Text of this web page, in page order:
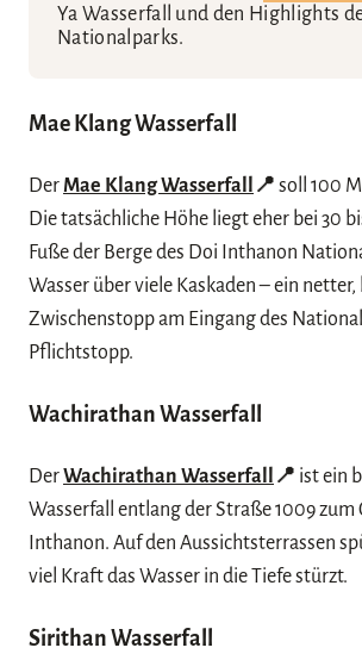
Ya Wasserfall und den Highlights
Nationalparks.
Mae Klang Wasserfall
DerMae Klang Wasserfall 📍 soll 100
Die tatsächliche Höhe liegt eher bei 30
Fuße der Berge des Doi Inthanon
Wasser über viele Kaskaden – ein netter,
Zwischenstopp am Eingang des
Pflichtstopp.
Wachirathan Wasserfall
DerWachirathan Wasserfall 📍 ist ein
Wasserfall entlang der Straße 1009 zum
Inthanon. Auf den Aussichtsterrassen
viel Kraft das Wasser in die Tiefe stürzt.
Sirithan Wasserfall